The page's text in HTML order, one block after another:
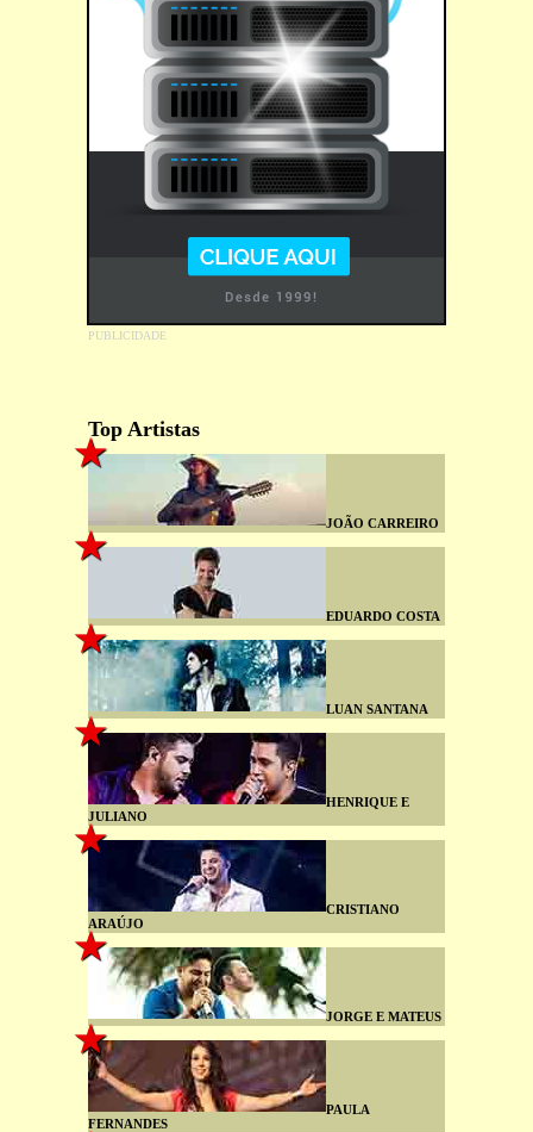
Top Artistas
JOÃO CARREIRO
EDUARDO COSTA
LUAN SANTANA
HENRIQUE E
JULIANO
CRISTIANO
ARAÚJO
JORGE E MATEUS
PAULA
FERNANDES